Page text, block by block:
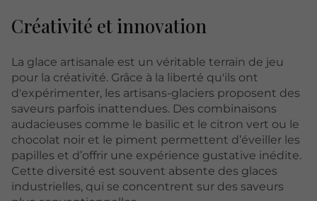
Créativité et innovation
La glace artisanale est un véritable terrain de jeu
pour la créativité. Grâce à la liberté qu'ils ont
d'expérimenter, les artisans-glaciers proposent des
saveurs parfois inattendues. Des combinaisons
audacieuses comme le basilic et le citron vert ou le
chocolat noir et le piment permettent d’éveiller les
papilles et d’offrir une expérience gustative inédite.
Cette diversité est souvent absente des glaces
industrielles, qui se concentrent sur des saveurs